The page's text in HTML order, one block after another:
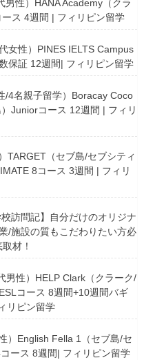
性）HANA Academy（クラ
ス 4週間 | フィリピン留学
女性）PINES IELTS Campus
保証 12週間| フィリピン留学
/4名親子留学）Boracay Coco
Juniorコース 12週間 | フィリ
TARGET（セブ島/セブシティ
8コース 3週間 | フィリ
校訪問記】自分だけのオリジナ
/施設の質もこだわりたい方必
材！
男性）HELP Clark（クラーク/
コース 8週間+10週間バギ
リピン留学
）English Fella 1（セブ島/セ
ース 8週間| フィリピン留学